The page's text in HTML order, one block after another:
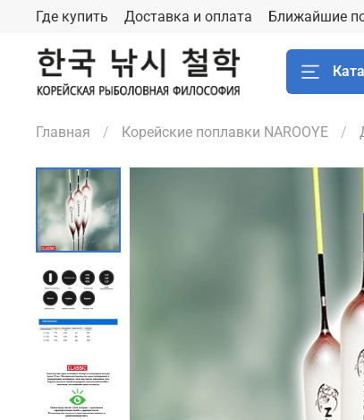
Где купить Доставка и оплата Ближайшие
Главная Корейские поплавки NAROOYE